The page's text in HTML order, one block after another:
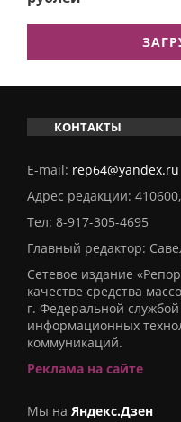
КОНТАКТЫ
E-mail: rep64@yandex.ru
Адрес редакции:
Тел: 8-917-305-4695
Главный редактор:
Сетевое издание
качестве средства
г. Федеральной
информационных
коммуникаций.
Реклама на сайте
Мы на Яндекс.Дзен